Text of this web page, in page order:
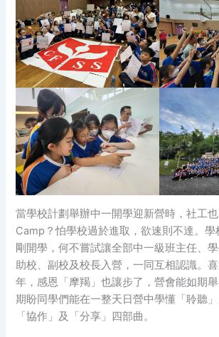
當學校計劃舉辦中一開學迎新營時，社工
Camp？怕學校過於進取，欲速則不達。學
剛開學，何不嘗試讓全部中一級班主任、學
助校、副校及校長入營，一同互相認識。
年，感恩「摩羯」也讓步了，營會能如期舉
期盼同學們能在一整天日營中學懂「聆聽」
「協作」及「分享」四部曲。